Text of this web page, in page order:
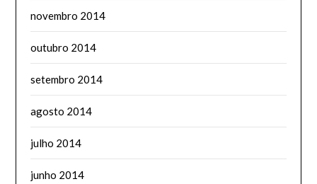
novembro 2014
outubro 2014
setembro 2014
agosto 2014
julho 2014
junho 2014